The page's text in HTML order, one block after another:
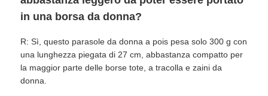
in una borsa da donna?
R: Sì, questo parasole da donna a pois pesa solo 300 g con
una lunghezza piegata di 27 cm, abbastanza compatto per
la maggior parte delle borse tote, a tracolla e zaini da
donna.